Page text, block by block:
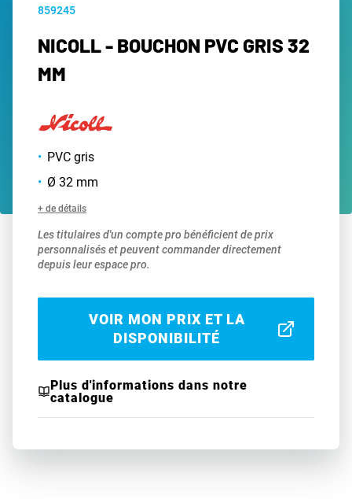
859245
NICOLL - BOUCHON PVC GRIS 32
MM
PVC gris
Ø 32 mm
+ de détails
Les titulaires d'un compte pro bénéficient de prix
personnalisés et peuvent commander directement
depuis leur espace pro.
VOIR MON PRIX ET LA
DISPONIBILITÉ
Plus d'informations dans notre
catalogue